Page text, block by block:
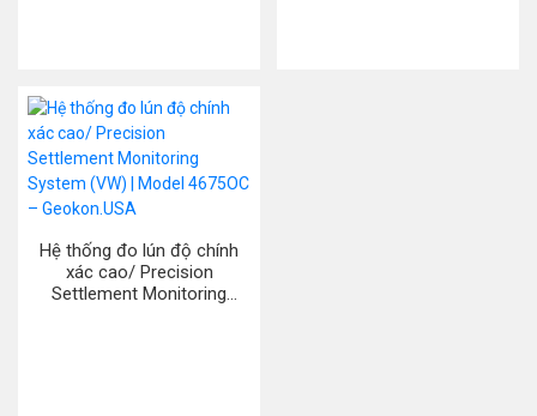
Hệ thống đo lún độ chính
xác cao/ Precision
Settlement Monitoring